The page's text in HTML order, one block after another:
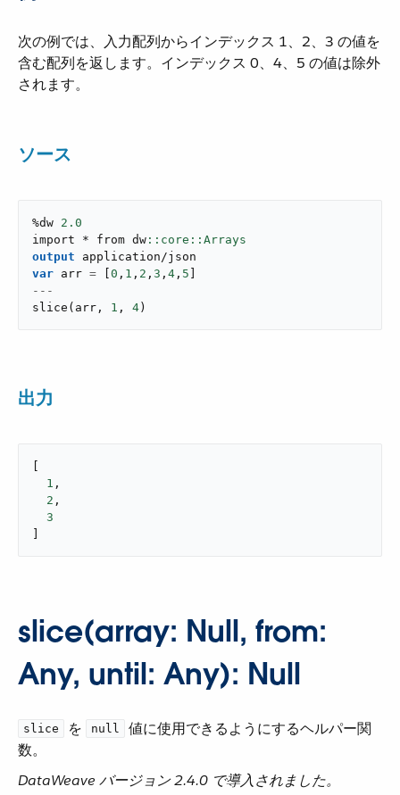
次の例では、入力配列からインデックス 1、2、3 の値を
含む配列を返します。インデックス 0、4、5 の値は除外
されます。
ソース
%dw 2.0
import * from dw
output
application/json
var arr = 0 , 1 , 2 , 3 , 4 , 5
---
slice ( arr , 1 , 4 )
出力
1 ,
2 ,
3
slice(array: Null, from:
Any, until: Any): Null
slice ​ を ​ null
​ 値に使用できるようにするヘルパー関
数。
DataWeave バージョン 2.4.0 で導入されました。